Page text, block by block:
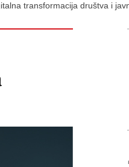
transformacija društva i